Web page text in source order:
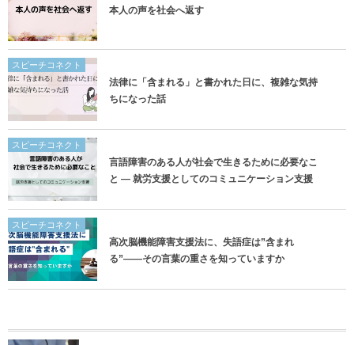
本人の声を社会へ返す
スピーチコネクト
法律に「含まれる」と書かれた日に、複雑な気持
ちになった話
スピーチコネクト
言語障害のある人が社会で生きるために必要なこ
と ― 就労支援としてのコミュニケーション支援
スピーチコネクト
高次脳機能障害支援法に、失語症は”含まれ
る”——その言葉の重さを知っていますか